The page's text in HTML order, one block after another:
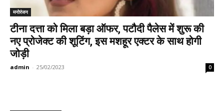
मनोरंजन
टीना दत्ता को मिला बड़ा ऑफर, पटौदी पैलेस में शुरू की
नए प्रोजेक्ट की शूटिंग, इस मशहूर एक्टर के साथ होगी
जोड़ी
admin - 25/02/2023 0